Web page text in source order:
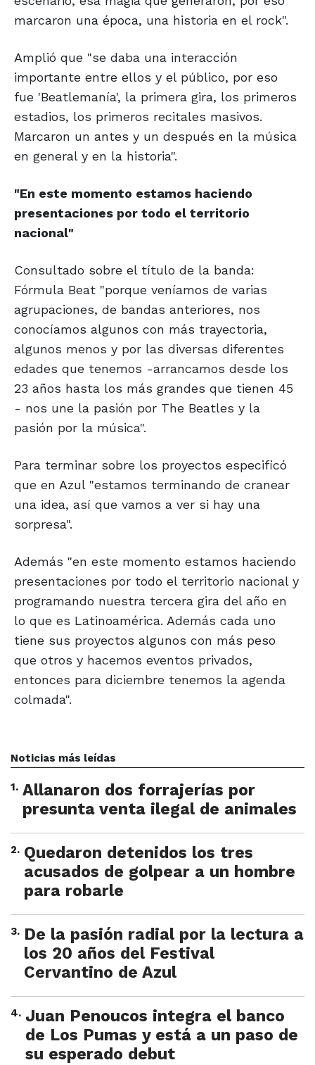
marcaron una época, una historia en el rock".
Amplió que "se daba una interacción
importante entre ellos y el público, por eso
fue 'Beatlemanía', la primera gira, los primeros
estadios, los primeros recitales masivos.
Marcaron un antes y un después en la música
en general y en la historia".
"En este momento estamos haciendo
presentaciones por todo el territorio
nacional"
Consultado sobre el título de la banda:
Fórmula Beat "porque veníamos de varias
agrupaciones, de bandas anteriores, nos
conocíamos algunos con más trayectoria,
algunos menos y por las diversas diferentes
edades que tenemos -arrancamos desde los
23 años hasta los más grandes que tienen 45
- nos une la pasión por The Beatles y la
pasión por la música".
Para terminar sobre los proyectos especificó
que en Azul "estamos terminando de cranear
una idea, así que vamos a ver si hay una
sorpresa".
Además "en este momento estamos haciendo
presentaciones por todo el territorio nacional y
programando nuestra tercera gira del año en
lo que es Latinoamérica. Además cada uno
tiene sus proyectos algunos con más peso
que otros y hacemos eventos privados,
entonces para diciembre tenemos la agenda
colmada".
Noticias más leídas
1. Allanaron dos forrajerías por
presunta venta ilegal de animales
2. Quedaron detenidos los tres
acusados de golpear a un hombre
para robarle
3. De la pasión radial por la lectura a
los 20 años del Festival
Cervantino de Azul
4. Juan Penoucos integra el banco
de Los Pumas y está a un paso de
su esperado debut